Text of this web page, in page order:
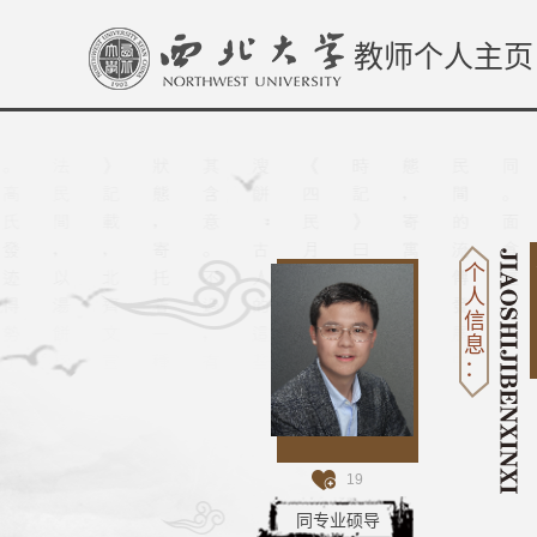
教师个人主页
19
同专业硕导
个
人
信
息
：